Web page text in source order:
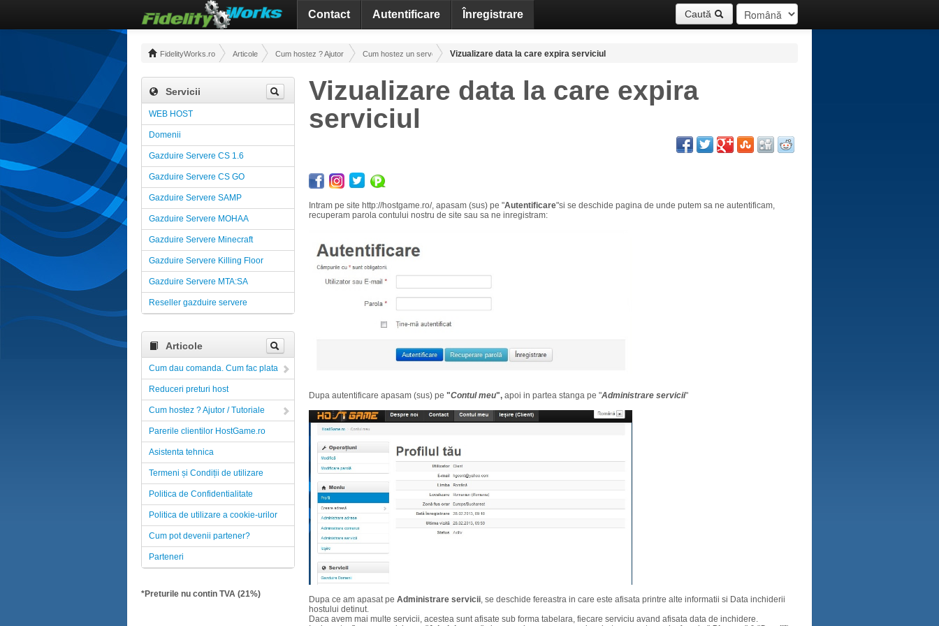
Contact Autentificare Înregistrare Caută
FidelityWorks.ro Articole Cum hostez ? Ajutor / TutorialeCum hostez un server! Administrare!Vizualizare data la care expira serviciul
Servicii
WEB HOST
Domenii
Gazduire Servere CS 1.6
Gazduire Servere CS GO
Gazduire Servere SAMP
Gazduire Servere MOHAA
Gazduire Servere Minecraft
Gazduire Servere Killing Floor
Gazduire Servere MTA:SA
Reseller gazduire servere
Articole
Cum dau comanda. Cum fac plata
Reduceri preturi host
Cum hostez ? Ajutor / Tutoriale
Parerile clientilor HostGame.ro
Asistenta tehnica
Termeni și Condiții de utilizare
Politica de Confidentialitate
Politica de utilizare a cookie-urilor
Cum pot devenii partener?
Parteneri
*Preturile nu contin TVA (21%)
Vizualizare data la care expira
serviciul
Intram pe site http://hostgame.ro/, apasam (sus) pe "Autentificare"si se deschide pagina de unde putem sa ne autentificam,
recuperam parola contului nostru de site sau sa ne inregistram:
Dupa autentificare apasam (sus) pe "Contul meu", apoi in partea stanga pe "Administrare servicii"
Dupa ce am apasat pe Administrare servicii, se deschide fereastra in care este afisata printre alte informatii si Data inchiderii
hostului detinut.
Daca avem mai multe servicii, acestea sunt afisate sub forma tabelara, fiecare serviciu avand afisata data de inchidere.